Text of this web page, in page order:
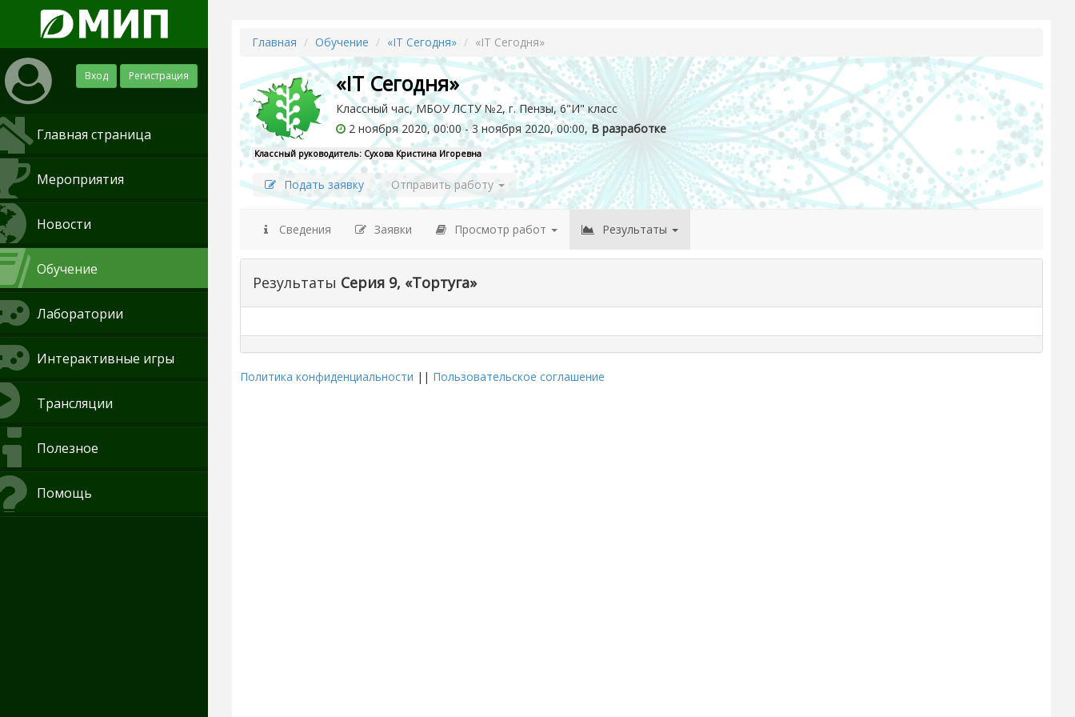
Вход Регистрация
Главная страница
Мероприятия
Новости
Обучение
Лаборатории
Интерактивные игры
Трансляции
Полезное
Помощь
Главная Обучение «IT Сегодня» «IT Сегодня»
«IT Сегодня»
Классный час, МБОУ ЛСТУ №2, г. Пензы, 6"И" класс
2 ноября 2020, 00:00 - 3 ноября 2020, 00:00, В разработке
Классный руководитель: Сухова Кристина Игоревна
Подать заявку Отправить работу
Сведения Заявки Просмотр работ Результаты
Результаты Серия 9, «Тортуга»
Политика конфиденциальности || Пользовательское соглашение